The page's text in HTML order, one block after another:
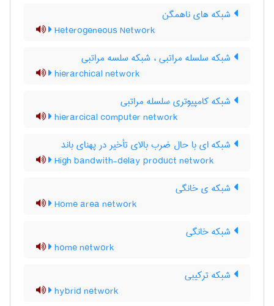
شبکه های ناهمگن
Heterogeneous Network
شبکه سلسله مراتبی ، شبکه سلسه مراتبی
hierarchical network
شبکه کامپیوتری سلسله مراتبی
hierarcical computer network
شبکه ای با حال ضرب بالای تأخیر در پهنای باند
High bandwith-delay product network
شبکه ی خانگی
Home area network
شبکه خانگی
home network
شبکه ترکیبی
hybrid network